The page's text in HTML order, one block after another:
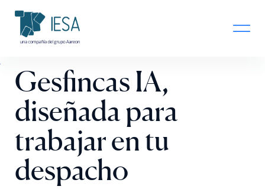
Gesfincas IA,
diseñada para
trabajar en tu
despacho